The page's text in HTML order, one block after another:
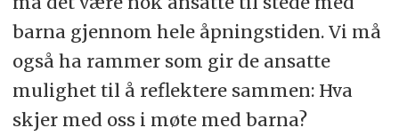
barna gjennom hele åpningstiden. Vi må
også ha rammer som gir de ansatte
mulighet til å reflektere sammen: Hva
skjer med oss i møte med barna?